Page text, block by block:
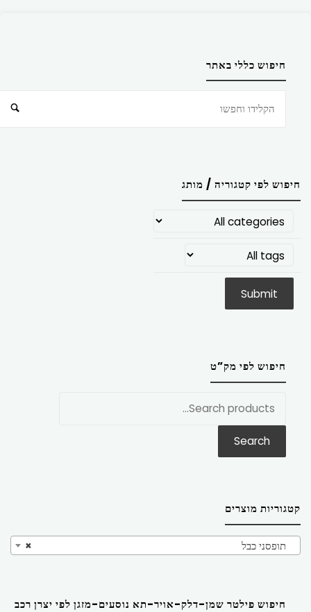
חיפוש כללי באתר
חיפוש לפי קטגוריה / מותג
חיפוש לפי מק”ט
Search
קטגוריות מוצרים
× תופסני כבל
חיפוש פילטר שמן-דלק-אויר-תא נוסעים-מזגן לפי יצרן רכב